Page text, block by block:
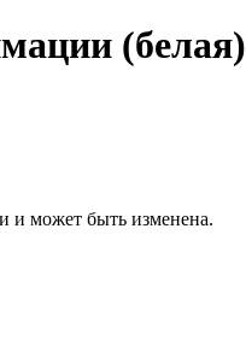
(белая)
и может быть изменена.